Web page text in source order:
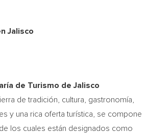
Jalisco
de Turismo de Jalisco
de tradición, cultura, gastronomía,
y una rica oferta turística, se compone
los cuales están designados como